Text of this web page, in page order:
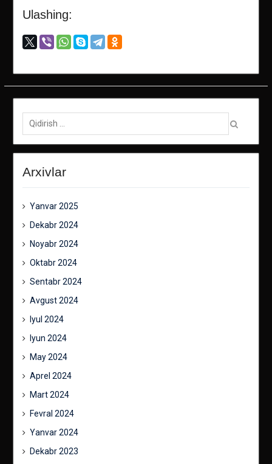
Ulashing:
Qidirish:
Arxivlar
Yanvar 2025
Dekabr 2024
Noyabr 2024
Oktabr 2024
Sentabr 2024
Avgust 2024
Iyul 2024
Iyun 2024
May 2024
Aprel 2024
Mart 2024
Fevral 2024
Yanvar 2024
Dekabr 2023